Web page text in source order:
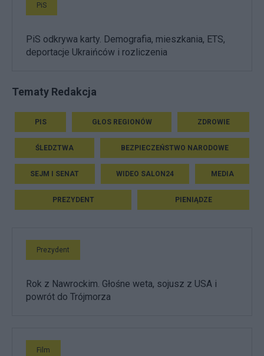
PiS
PiS odkrywa karty. Demografia, mieszkania, ETS,
deportacje Ukraińców i rozliczenia
Tematy Redakcja
PIS GŁOS REGIONÓW ZDROWIE
ŚLEDZTWA BEZPIECZEŃSTWO NARODOWE
SEJM I SENAT WIDEO SALON24 MEDIA
PREZYDENT PIENIĄDZE
Prezydent
Rok z Nawrockim. Głośne weta, sojusz z USA i
powrót do Trójmorza
Film